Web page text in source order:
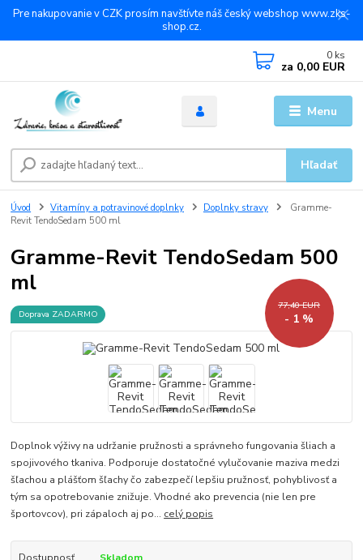
Pre nakupovanie v CZK prosím navštívte náš český webshop www.zks-
shop.cz.
Menu
Hľadať
0 ks
za 0,00 EUR
Úvod Vitamíny a potravinové doplnky Doplnky stravy
Gramme-
Revit TendoSedam 500 ml
Gramme-Revit TendoSedam 500
ml
Doprava ZADARMO
77,40 EUR
- 1 %
Doplnok výživy na udržanie pružnosti a správneho fungovania šliach a
spojivového tkaniva. Podporuje dostatočné vylučovanie maziva medzi
šľachou a plášťom šľachy čo zabezpečí lepšiu pružnosť, pohyblivosť a
tým sa opotrebovanie znižuje. Vhodné ako prevencia (nie len pre
športovcov), pri zápaloch aj po... celý popis